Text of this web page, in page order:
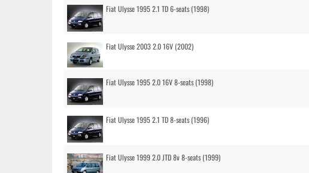
Fiat Ulysse 1995 2.1 TD 6-seats (1998)
Fiat Ulysse 2003 2.0 16V (2002)
Fiat Ulysse 1995 2.0 16V 8-seats (1998)
Fiat Ulysse 1995 2.1 TD 8-seats (1996)
Fiat Ulysse 1999 2.0 JTD 8v 8-seats (1999)